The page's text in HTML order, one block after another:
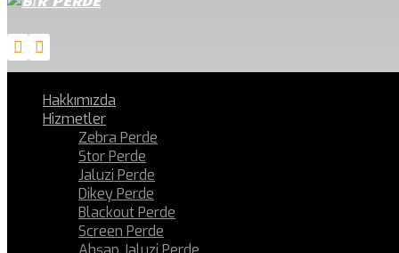
Hakkımızda
Hizmetler
Zebra Perde
Stor Perde
Jaluzi Perde
Dikey Perde
Blackout Perde
Screen Perde